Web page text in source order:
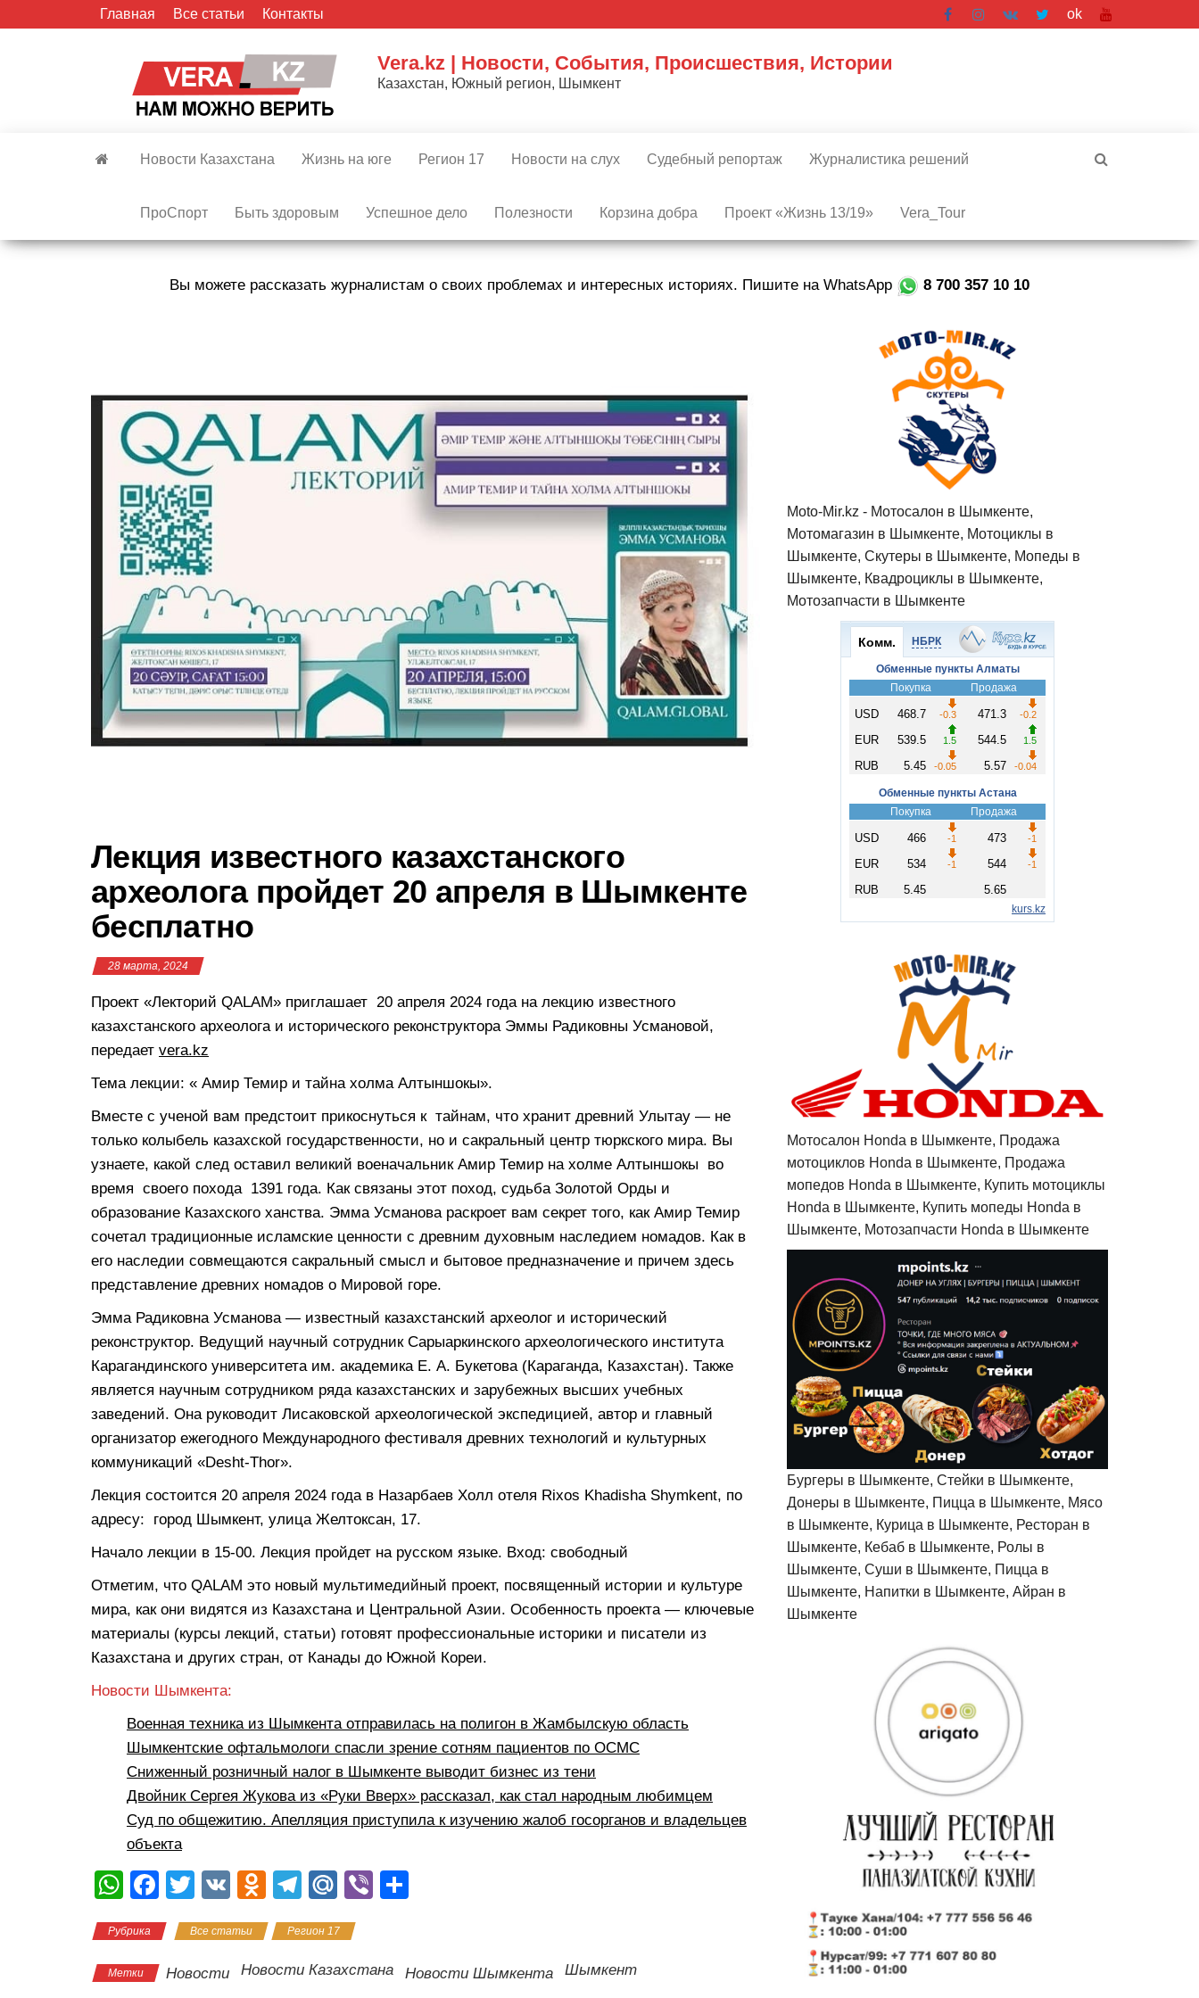
Главная Все статьи Контакты ok
Vera.kz | Новости, События, Происшествия, Истории
Казахстан, Южный регион, Шымкент
Новости Казахстана Жизнь на юге Регион 17 Новости на слух Судебный репортаж Журналистика решений
ПроСпорт Быть здоровым Успешное дело Полезности Корзина добра Проект «Жизнь 13/19» Vera_Tour
Вы можете рассказать журналистам о своих проблемах и интересных историях. Пишите на WhatsApp 8 700 357 10 10
Лекция известного казахстанского
археолога пройдет 20 апреля в Шымкенте
бесплатно
28 марта, 2024
Проект «Лекторий QALAM» приглашает 20 апреля 2024 года на лекцию известного
казахстанского археолога и исторического реконструктора Эммы Радиковны Усмановой,
передает vera.kz
Тема лекции: « Амир Темир и тайна холма Алтыншокы».
Вместе с ученой вам предстоит прикоснуться к тайнам, что хранит древний Улытау — не
только колыбель казахской государственности, но и сакральный центр тюркского мира. Вы
узнаете, какой след оставил великий военачальник Амир Темир на холме Алтыншокы во
время своего похода 1391 года. Как связаны этот поход, судьба Золотой Орды и
образование Казахского ханства. Эмма Усманова раскроет вам секрет того, как Амир Темир
сочетал традиционные исламские ценности с древним духовным наследием номадов. Как в
его наследии совмещаются сакральный смысл и бытовое предназначение и причем здесь
представление древних номадов о Мировой горе.
Эмма Радиковна Усманова — известный казахстанский археолог и исторический
реконструктор. Ведущий научный сотрудник Сарыаркинского археологического института
Карагандинского университета им. академика Е. А. Букетова (Караганда, Казахстан). Также
является научным сотрудником ряда казахстанских и зарубежных высших учебных
заведений. Она руководит Лисаковской археологической экспедицией, автор и главный
организатор ежегодного Международного фестиваля древних технологий и культурных
коммуникаций «Desht-Thor».
Лекция состоится 20 апреля 2024 года в Назарбаев Холл отеля Rixos Khadisha Shymkent, по
адресу: город Шымкент, улица Желтоксан, 17.
Начало лекции в 15-00. Лекция пройдет на русском языке. Вход: свободный
Отметим, что QALAM это новый мультимедийный проект, посвященный истории и культуре
мира, как они видятся из Казахстана и Центральной Азии. Особенность проекта — ключевые
материалы (курсы лекций, статьи) готовят профессиональные историки и писатели из
Казахстана и других стран, от Канады до Южной Кореи.
Новости Шымкента:
Военная техника из Шымкента отправилась на полигон в Жамбылскую область
Шымкентские офтальмологи спасли зрение сотням пациентов по ОСМС
Сниженный розничный налог в Шымкенте выводит бизнес из тени
Двойник Сергея Жукова из «Руки Вверх» рассказал, как стал народным любимцем
Суд по общежитию. Апелляция приступила к изучению жалоб госорганов и владельцев
объекта
W
at
s
F
c
e
T
tt
er
V
O
n
o
T
e
gr
M
.R
u
Vi
а
Рубрика Все статьи Регион 17
Метки Новости Новости Казахстана Новости Шымкента Шымкент
Moto-Mir.kz - Мотосалон в Шымкенте,
Мотомагазин в Шымкенте, Мотоциклы в
Шымкенте, Скутеры в Шымкенте, Мопеды в
Шымкенте, Квадроциклы в Шымкенте,
Мотозапчасти в Шымкенте
Мотосалон Honda в Шымкенте, Продажа
мотоциклов Honda в Шымкенте, Продажа
мопедов Honda в Шымкенте, Купить мотоциклы
Honda в Шымкенте, Купить мопеды Honda в
Шымкенте, Мотозапчасти Honda в Шымкенте
Бургеры в Шымкенте, Стейки в Шымкенте,
Донеры в Шымкенте, Пицца в Шымкенте, Мясо
в Шымкенте, Курица в Шымкенте, Ресторан в
Шымкенте, Кебаб в Шымкенте, Ролы в
Шымкенте, Суши в Шымкенте, Пицца в
Шымкенте, Напитки в Шымкенте, Айран в
Шымкенте